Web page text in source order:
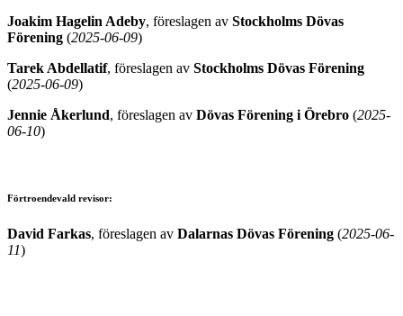
Joakim Hagelin Adeby, föreslagen av Stockholms Dövas
Förening (2025-06-09)
Tarek Abdellatif, föreslagen av Stockholms Dövas Förening
(2025-06-09)
Jennie Åkerlund, föreslagen av Dövas Förening i Örebro (2025-
06-10)
Förtroendevald revisor:
David Farkas, föreslagen av Dalarnas Dövas Förening (2025-06-
11)